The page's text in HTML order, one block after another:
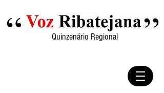
Quinzenário Regional